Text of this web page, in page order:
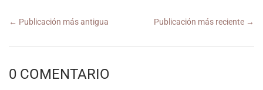
← Publicación más antigua Publicación más reciente →
0 COMENTARIO